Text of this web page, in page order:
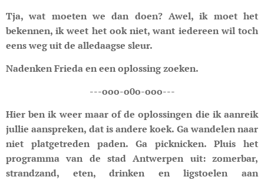
Tja, wat moeten we dan doen? Awel, ik moet het
bekennen, ik weet het ook niet, want iedereen wil toch
eens weg uit de alledaagse sleur.
Nadenken Frieda en een oplossing zoeken.
---ooo-o0o-ooo---
Hier ben ik weer maar of de oplossingen die ik aanreik
jullie aanspreken, dat is andere koek. Ga wandelen naar
niet platgetreden paden. Ga picknicken. Pluis het
programma van de stad Antwerpen uit: zomerbar,
strandzand, eten, drinken en ligstoelen aan